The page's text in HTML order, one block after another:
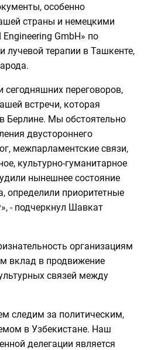
особенно
страны и немецкими
GmbH» по
терапии в Ташкенте,
сегодняшних переговоров,
встречи, которая
Берлине. Мы обстоятельно
двустороннего
межпарламентские связи,
культурно-гуманитарное
нынешнее состояние
определили приоритетные
- подчеркнул Шавкат
организациям
вклад в продвижение
связей между
следим за политическим,
в Узбекистане. Наш
делегации является